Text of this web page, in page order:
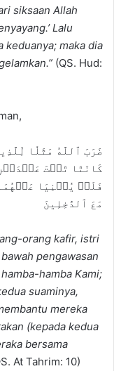
siksaan Allah
Lalu
keduanya; maka dia
(QS. Hud:
ضَرَبَ ٱللَّهُ مَثَلٗا
كَانَتَا تَحۡتَ عَبۡدَيۡنِ
فَلَمۡ يُغۡنِيَا
مَعَ ٱلدَّٰخِلِينَ
orang kafir, istri
pengawasan
hamba Kami;
suaminya,
mereka
(kepada kedua
bersama
At Tahrim: 10)